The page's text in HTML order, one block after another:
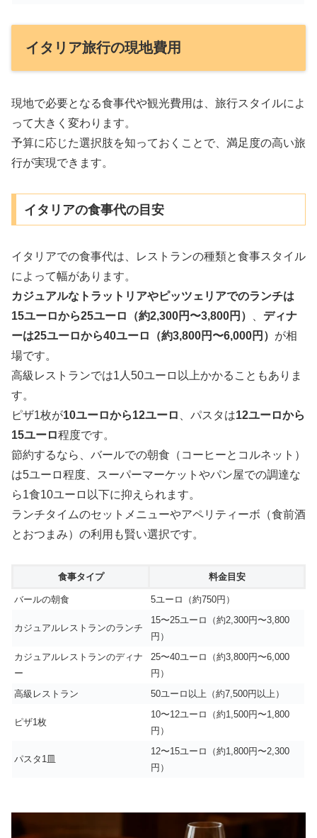
イタリア旅行の現地費用
現地で必要となる食事代や観光費用は、旅行スタイルによ
って大きく変わります。
予算に応じた選択肢を知っておくことで、満足度の高い旅
行が実現できます。
イタリアの食事代の目安
イタリアでの食事代は、レストランの種類と食事スタイル
によって幅があります。
カジュアルなトラットリアやピッツェリアでのランチは
15ユーロから25ユーロ（約2,300円〜3,800円）
ディナ
ーは25ユーロから40ユーロ（約3,800円〜6,000円） が相
場です。
高級レストランでは1人50ユーロ以上かかることもありま
す。
ピザ1枚が10ユーロから12ユーロ 、パスタは12ユーロから
15ユーロ程度です。
節約するなら、バールでの朝食（コーヒーとコルネット）
は5ユーロ程度、スーパーマーケットやパン屋での調達な
ら1食10ユーロ以下に抑えられます。
ランチタイムのセットメニューやアペリティーボ（食前酒
とおつまみ）の利用も賢い選択です。
食事タイプ 料金目安
バールの朝食 5ユーロ（約750円）
カジュアルレストランのランチ
15〜25ユーロ（約2,300円〜3,800
円）
カジュアルレストランのディナ
ー
25〜40ユーロ（約3,800円〜6,000
円）
高級レストラン
50ユーロ以上（約7,500円以上）
ピザ1枚
10〜12ユーロ（約1,500円〜1,800
円）
パスタ1皿
12〜15ユーロ（約1,800円〜2,300
円）